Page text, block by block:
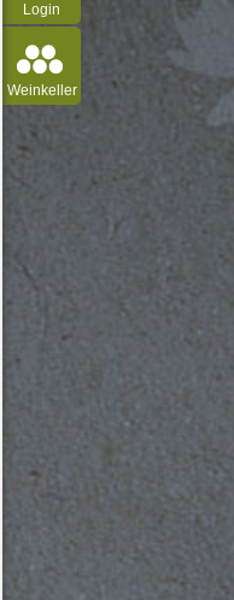
Login
Weinkeller